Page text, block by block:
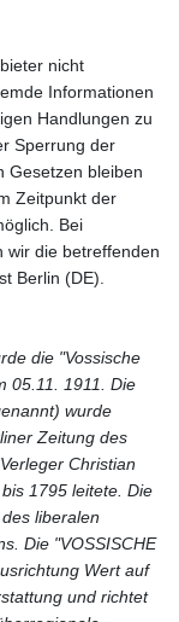
nicht
Informationen
Handlungen zu
Sperrung der
Gesetzen bleiben
Zeitpunkt der
Bei
wir die betreffenden
Berlin (DE).
die "Vossische
05.11. 1911. Die
wurde
Zeitung des
Christian
1795 leitete. Die
liberalen
Die "VOSSISCHE
Wert auf
und richtet